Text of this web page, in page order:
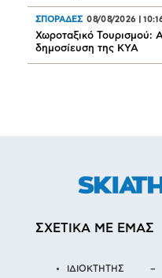
ΣΠΟΡΑΔΕΣ 08/08/2026
Χωροταξικό Τουρισμού:
δημοσίευση της ΚΥΑ
ΣΧΕΤΙΚΑ ΜΕ ΕΜΑΣ
ΙΔΙΟΚΤΗΤΗΣ –